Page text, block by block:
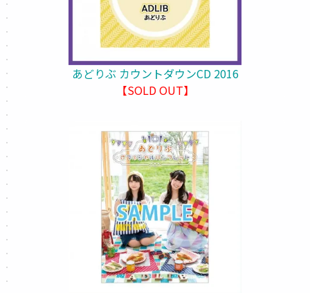
あどりぶ カウントダウンCD 2016
【SOLD OUT】